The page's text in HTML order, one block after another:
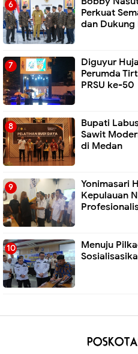
Perkuat
dan Dukung
Diguyur
Perumda
PRSU ke-50
Bupati
Sawit
di Medan
Yonimasari
Kepulauan
Menuju